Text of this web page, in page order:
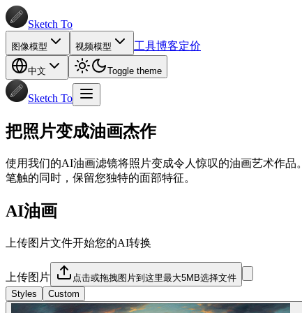
Sketch To
图像模型 视频模型 工具博客定价
中文 Toggle theme
Sketch To
把照片变成油画杰作
使用我们的AI油画滤镜将照片变成令人惊叹的油画艺术作
笔触的同时，保留您独特的面部特征。
AI油画
上传图片文件开始您的AI转换
上传图片 点击或拖拽图片到这里最大5MB选择文件
Styles
Custom